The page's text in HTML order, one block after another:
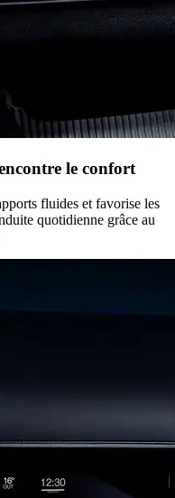
le confort
fluides et favorise les
quotidienne grâce au